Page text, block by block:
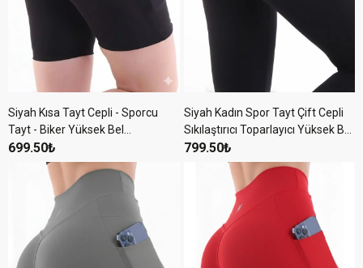
Siyah Kısa Tayt Cepli - Sporcu
Tayt - Biker Yüksek Bel
Toparlayıcı Tayt
699.50₺
Siyah Kadın Spor Tayt Çift Cepli
Sıkılaştırıcı Toparlayıcı Yüksek Bel
Sporcu Taytı Leggings Fitness
799.50₺